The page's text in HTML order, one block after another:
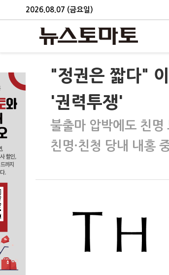
2026.08.07 (금요일)
"정권은 짧다"
'권력투쟁'
불출마 압박에도 친명
친명·친청 당내 내홍